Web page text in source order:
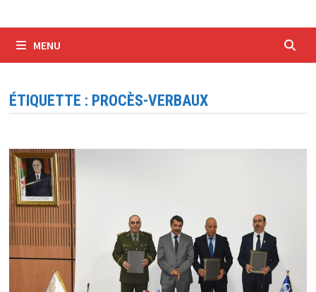
MENU
ÉTIQUETTE : PROCÈS-VERBAUX